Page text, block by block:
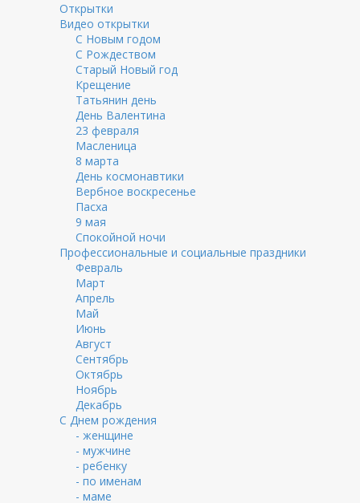
Открытки
Видео открытки
С Новым годом
С Рождеством
Старый Новый год
Крещение
Татьянин день
День Валентина
23 февраля
Масленица
8 марта
День космонавтики
Вербное воскресенье
Пасха
9 мая
Спокойной ночи
Профессиональные и социальные праздники
Февраль
Март
Апрель
Май
Июнь
Август
Сентябрь
Октябрь
Ноябрь
Декабрь
С Днем рождения
- женщине
- мужчине
- ребенку
- по именам
- маме